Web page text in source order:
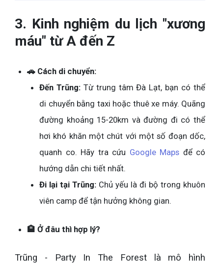
3. Kinh nghiệm du lịch "xương
máu" từ A đến Z
🚗 Cách di chuyển:
Đến Trũng:Từ trung tâm Đà Lạt, bạn có thể
di chuyển bằng taxi hoặc thuê xe máy. Quãng
đường khoảng 15-20km và đường đi có thể
hơi khó khăn một chút với một số đoạn dốc,
quanh co. Hãy tra cứu Google Maps để có
hướng dẫn chi tiết nhất.
Đi lại tại Trũng: Chủ yếu là đi bộ trong khuôn
viên camp để tận hưởng không gian.
🏨 Ở đâu thì hợp lý?
Trũng - Party In The Forest là mô hình